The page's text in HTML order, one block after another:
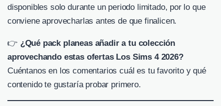
disponibles solo durante un periodo limitado, por lo que
conviene aprovecharlas antes de que finalicen.
👉 ¿Qué pack planeas añadir a tu colección
aprovechando estas ofertas Los Sims 4 2026?
Cuéntanos en los comentarios cuál es tu favorito y qué
contenido te gustaría probar primero.